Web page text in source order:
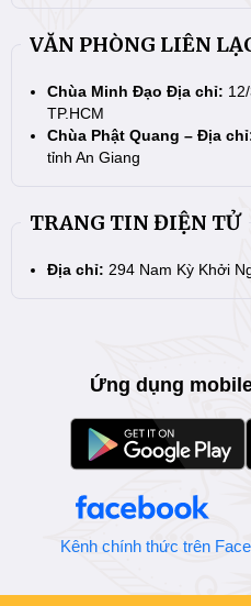
VĂN PHÒNG LIÊN
Chùa Minh Đạo Địa chỉ:
TP.HCM
Chùa Phật Quang – Địa
tỉnh An Giang
TRANG TIN ĐIỆN TỬ
Địa chỉ: 294 Nam Kỳ Khởi
Ứng dụng
Kênh chính thức trên